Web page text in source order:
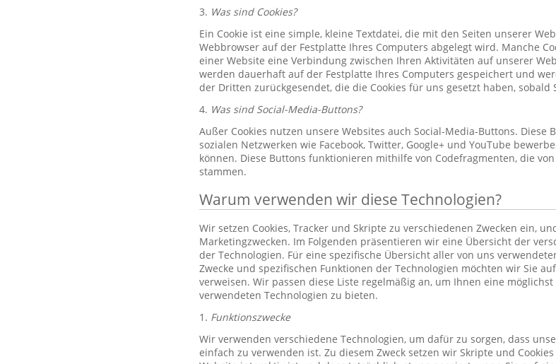
3. Was sind Cookies?
Ein Cookie ist eine simple, kleine Textdatei, die mit den Seiten unserer
Webbrowser auf der Festplatte Ihres Computers abgelegt wird. Manche
einer Website eine Verbindung zwischen Ihren Aktivitäten auf unserer
werden dauerhaft auf der Festplatte Ihres Computers gespeichert und
der Dritten zurückgesendet, die die Cookies für uns gesetzt haben, sobald
4. Was sind Social-Media-Buttons?
Außer Cookies nutzen unsere Websites auch Social-Media-Buttons. Diese
sozialen Netzwerken wie Facebook, Twitter, Google+ und YouTube
können. Diese Buttons funktionieren mithilfe von Codefragmenten, die von
stammen.
Warum verwenden wir diese Technologien?
Wir setzen Cookies, Tracker und Skripte zu verschiedenen Zwecken ein,
Marketingzwecken. Im Folgenden präsentieren wir eine Übersicht der
der Technologien. Für eine spezifische Übersicht aller von uns
Zwecke und spezifischen Funktionen der Technologien möchten wir Sie
verweisen. Wir passen diese Liste regelmäßig an, um Ihnen eine
verwendeten Technologien zu bieten.
1. Funktionszwecke
Wir verwenden verschiedene Technologien, um dafür zu sorgen, dass
einfach zu verwenden ist. Zu diesem Zweck setzen wir Skripte und